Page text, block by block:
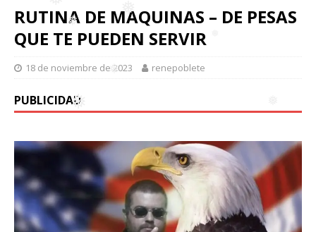
❅
❅ ❅
❅
❅ ❅
❅
❅ ❅
❅
RUTINA DE MAQUINAS – DE PESAS
QUE TE PUEDEN SERVIR
18 de noviembre de 2023 renepoblete
PUBLICIDAD